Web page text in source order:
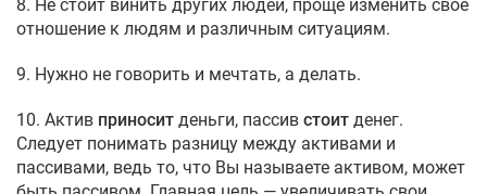
8. Не стоит винить других людей, проще изменить свое
отношение к людям и различным ситуациям.
9. Нужно не говорить и мечтать, а делать.
10. Актив приносит деньги, пассив стоит денег.
Следует понимать разницу между активами и
пассивами, ведь то, что Вы называете активом, может